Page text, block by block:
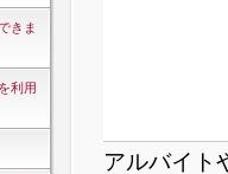
きま
利用
アルバイト